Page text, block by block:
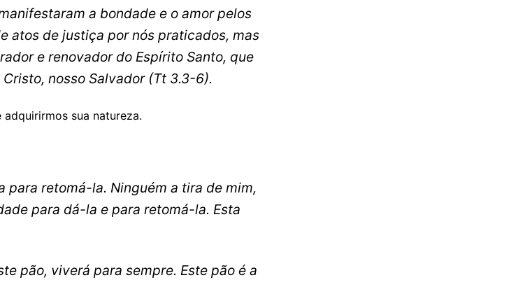
a bondade e o amor pelos
atos de justiça por nós praticados, mas
e renovador do Espírito Santo, que
nosso Salvador (Tt 3.3-6).
sua natureza.
para retomá-la. Ninguém a tira de mim,
para dá-la e para retomá-la. Esta
pão, viverá para sempre. Este pão é a